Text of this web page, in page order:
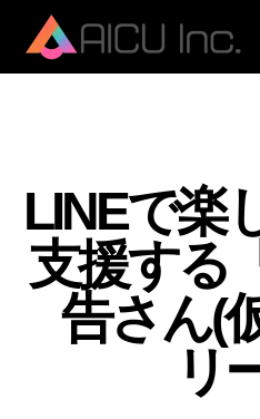
LINEで楽
支援する
告さん(
リ